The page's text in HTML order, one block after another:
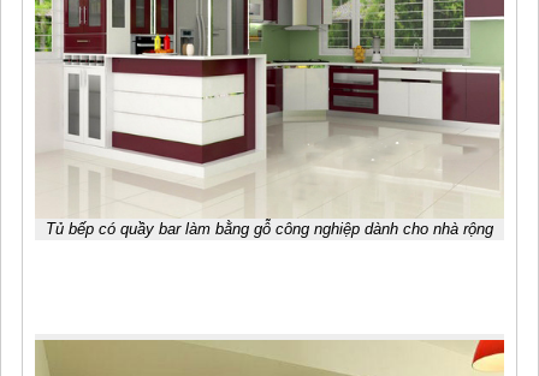
Tủ bếp có quầy bar làm bằng gỗ công nghiệp dành cho nhà rộng